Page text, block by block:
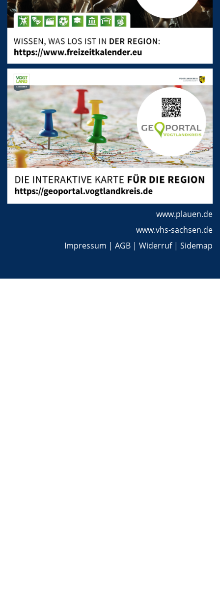
www.plauen.de
www.vhs-sachsen.de
Impressum | AGB | Widerruf| Sidemap